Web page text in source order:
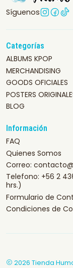
Síguenos
Categorías
ALBUMS KPOP
MERCHANDISING
GOODS OFICIALES
POSTERS
BLOG
Información
FAQ
Quienes Somos
Correo:
Telefono: +56 2
hrs.)
Formulario de
Condiciones de
2026 Tienda